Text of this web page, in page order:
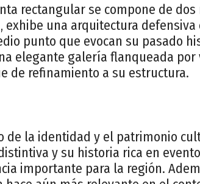
rectangular se compone de
una arquitectura defensiva
punto que evocan su pasado
elegante galería flanqueada por
de refinamiento a su estructura.
de la identidad y el patrimonio
y su historia rica en
importante para la región.